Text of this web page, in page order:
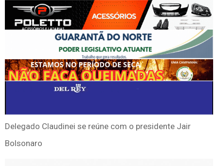
Delegado Claudinei se reúne com o presidente Jair
Bolsonaro